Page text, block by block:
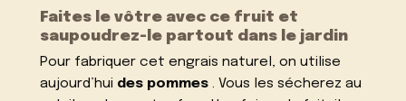
Faites le vôtre avec ce fruit et
saupoudrez-le partout dans le jardin
Pour fabriquer cet engrais naturel, on utilise
aujourd’hui des pommes . Vous les sécherez au